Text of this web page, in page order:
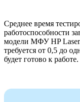
Среднее время
работоспособности
модели МФУ HP
требуется от 0,5 до
будет готово к работе.